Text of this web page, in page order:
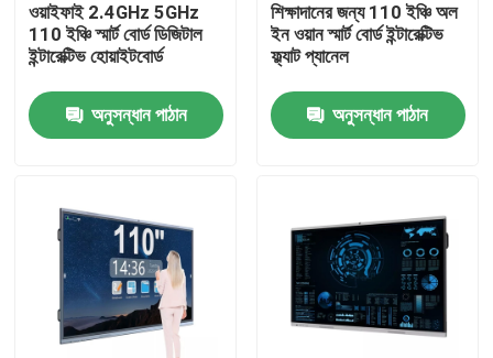
যোগাযোগ করুন
উদ্ধৃতির জন্য আবেদন
ইন্টারেক্টিভ স্মার্ট বোর্ড
55 ইঞ্চি স্মার্ট বোর্ড
65 ইঞ্চি স্মার্ট বোর্ড
ওয়াইফাই 2.4GHz 5GHz
110 ইঞ্চি স্মার্ট বোর্ড ডিজিটাল
ইন্টারেক্টিভ হোয়াইটবোর্ড
অনুসন্ধান পাঠান
শিক্ষাদানের জন্য 110 ইঞ্চি অল
ইন ওয়ান স্মার্ট বোর্ড ইন্টারেক্টিভ
ফ্ল্যাট প্যানেল
অনুসন্ধান পাঠান